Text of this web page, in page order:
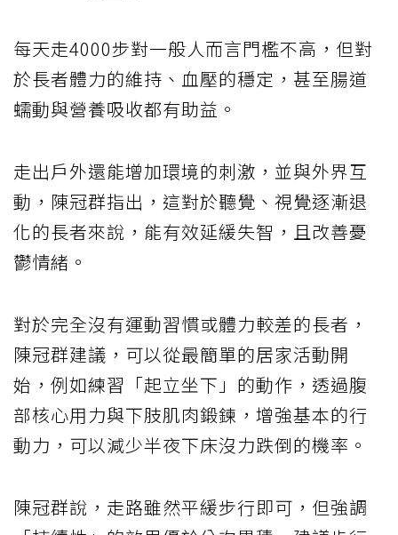
每天走4000步對一般人而言門檻不高，但對
於長者體力的維持、血壓的穩定，甚至腸道
蠕動與營養吸收都有助益。
走出戶外還能增加環境的刺激，並與外界互
動，陳冠群指出，這對於聽覺、視覺逐漸退
化的長者來說，能有效延緩失智，且改善憂
鬱情緒。
對於完全沒有運動習慣或體力較差的長者，
陳冠群建議，可以從最簡單的居家活動開
始，例如練習「起立坐下」的動作，透過腹
部核心用力與下肢肌肉鍛鍊，增強基本的行
動力，可以減少半夜下床沒力跌倒的機率。
陳冠群說，走路雖然平緩步行即可，但強調